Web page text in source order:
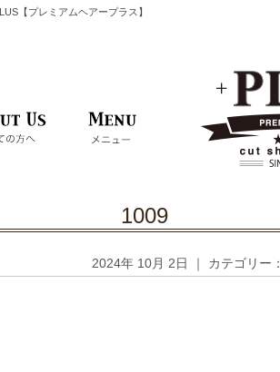
【プレミアムヘアープラス】
1009
2024年 10月 2日 ｜ カテゴリー：